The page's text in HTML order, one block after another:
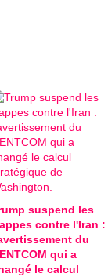
suspend les
contre l'Iran :
du
qui a
le calcul